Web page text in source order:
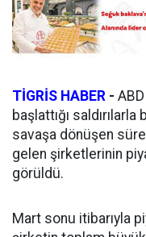
TİGRİS HABER -
başlattığı
savaşa dönüşen
gelen şirketlerinin
görüldü.
Mart sonu itibarıyla